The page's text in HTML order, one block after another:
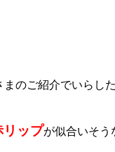
まのご紹介でいらし
リップが似合いそう